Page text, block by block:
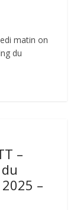
matin on
du
–
–